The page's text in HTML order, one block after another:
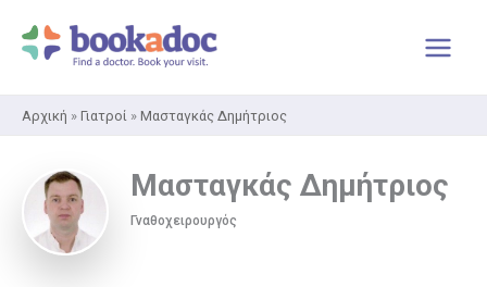
στο
περιεχόμενο
Αρχική » Γιατροί » Μασταγκάς Δημήτριος
Μασταγκάς Δημήτριος
Γναθοχειρουργός